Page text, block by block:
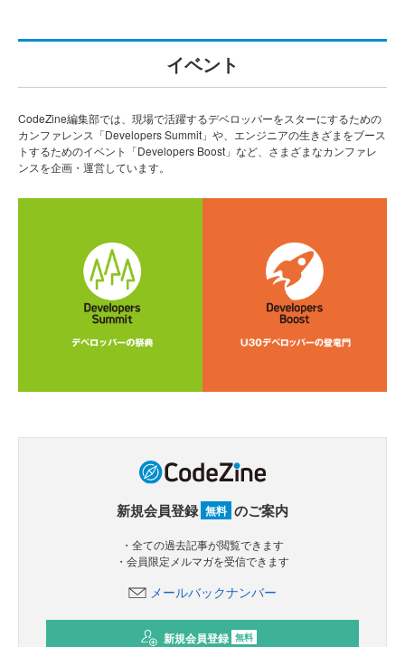
イベント
CodeZine編集部では、現場で活躍するデベロッパーをスターにするための
カンファレンス「Developers Summit」や、エンジニアの生きざまをブース
トするためのイベント「Developers Boost」など、さまざまなカンファレ
ンスを企画・運営しています。
新規会員登録 無料 のご案内
・全ての過去記事が閲覧できます
・会員限定メルマガを受信できます
メールバックナンバー
新規会員登録 無料